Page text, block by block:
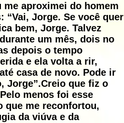
me aproximei do homem
“Vai, Jorge. Se você quer
bem, Jorge. Talvez
um mês, dois no
depois o tempo
e ela volta a rir,
casa de novo. Pode ir
Jorge”.Creio que fiz o
menos foi esse
que me reconfortou,
da viúva e da